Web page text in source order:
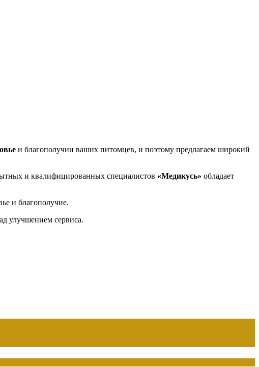
и благополучии ваших питомцев, и поэтому предлагаем широкий
и квалифицированных специалистов «Медикусь» обладает
и благополучие.
улучшением сервиса.